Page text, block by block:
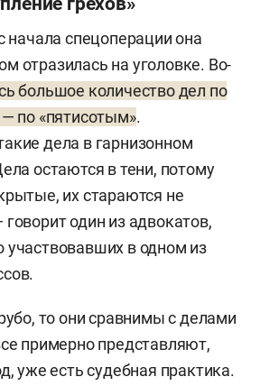
начала спецоперации она
отразилась на уголовке. Во-
большое количество дел по
по «пятисотым».
дела в гарнизонном
остаются в тени, потому
их стараются не
один из адвокатов,
участвовавших в одном из
то они сравнимы с делами
примерно представляют,
уже есть судебная практика.